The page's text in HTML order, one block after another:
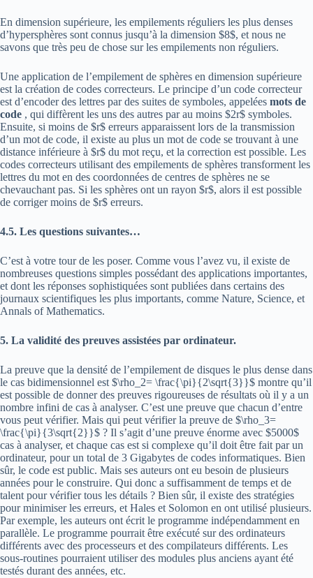
En dimension supérieure, les empilements réguliers les plus denses
d’hypersphères sont connus jusqu’à la dimension $8$, et nous ne
savons que très peu de chose sur les empilements non réguliers.
Une application de l’empilement de sphères en dimension supérieure
est la création de codes correcteurs. Le principe d’un code correcteur
est d’encoder des lettres par des suites de symboles, appelées mots de
code , qui diffèrent les uns des autres par au moins $2r$ symboles.
Ensuite, si moins de $r$ erreurs apparaissent lors de la transmission
d’un mot de code, il existe au plus un mot de code se trouvant à une
distance inférieure à $r$ du mot reçu, et la correction est possible. Les
codes correcteurs utilisant des empilements de sphères transforment les
lettres du mot en des coordonnées de centres de sphères ne se
chevauchant pas. Si les sphères ont un rayon $r$, alors il est possible
de corriger moins de $r$ erreurs.
4.5. Les questions suivantes…
C’est à votre tour de les poser. Comme vous l’avez vu, il existe de
nombreuses questions simples possédant des applications importantes,
et dont les réponses sophistiquées sont publiées dans certains des
journaux scientifiques les plus importants, comme Nature, Science, et
Annals of Mathematics.
5. La validité des preuves assistées par ordinateur.
La preuve que la densité de l’empilement de disques le plus dense dans
le cas bidimensionnel est $\rho_2= \frac{\pi}{2\sqrt{3}}$ montre qu’il
est possible de donner des preuves rigoureuses de résultats où il y a un
nombre infini de cas à analyser. C’est une preuve que chacun d’entre
vous peut vérifier. Mais qui peut vérifier la preuve de $\rho_3=
\frac{\pi}{3\sqrt{2}}$ ? Il s’agit d’une preuve énorme avec $5000$
cas à analyser, et chaque cas est si complexe qu’il doit être fait par un
ordinateur, pour un total de 3 Gigabytes de codes informatiques. Bien
sûr, le code est public. Mais ses auteurs ont eu besoin de plusieurs
années pour le construire. Qui donc a suffisamment de temps et de
talent pour vérifier tous les détails ? Bien sûr, il existe des stratégies
pour minimiser les erreurs, et Hales et Solomon en ont utilisé plusieurs.
Par exemple, les auteurs ont écrit le programme indépendamment en
parallèle. Le programme pourrait être exécuté sur des ordinateurs
différents avec des processeurs et des compilateurs différents. Les
sous-routines pourraient utiliser des modules plus anciens ayant été
testés durant des années, etc.